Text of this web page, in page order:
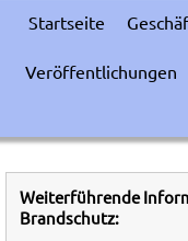
Startseite
Veröffentlichungen
Weiterführende
Brandschutz: